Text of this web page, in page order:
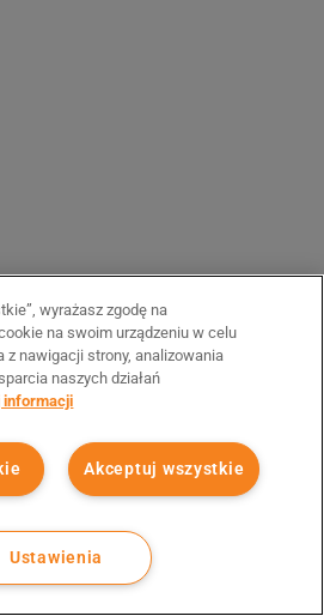
wyrażasz zgodę na
na swoim urządzeniu w celu
z nawigacji strony, analizowania
naszych działań
informacji
Akceptuj wszystkie
Ustawienia